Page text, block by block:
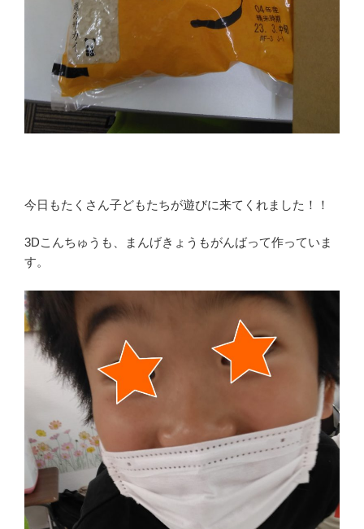
今日もたくさん子どもたちが遊びに来てくれました！！
3Dこんちゅうも、まんげきょうもがんばって作っていま
す。